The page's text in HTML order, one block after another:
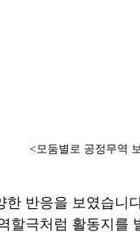
<모둠별로 공정무역
한 반응을 보였습니
할극처럼 활동지를